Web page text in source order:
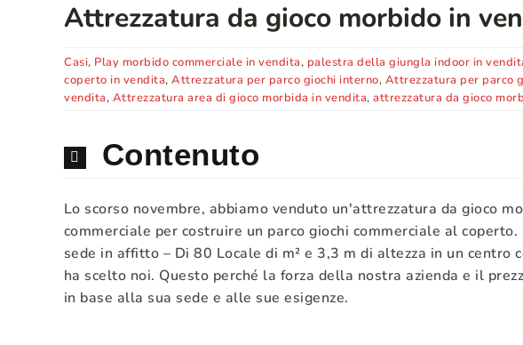
Attrezzatura da gioco morbido in
Casi, Play morbido commerciale in vendita, palestra della giungla indoor in
coperto in vendita, Attrezzatura per parco giochi interno, Attrezzatura per parco
vendita, Attrezzatura area di gioco morbida in vendita, attrezzatura da gioco
Contenuto
Lo scorso novembre, abbiamo venduto un'attrezzatura da gioco
commerciale per costruire un parco giochi commerciale al
sede in affitto – Di 80 Locale di m² e 3,3 m di altezza in un
ha scelto noi. Questo perché la forza della nostra azienda e il
in base alla sua sede e alle sue esigenze.